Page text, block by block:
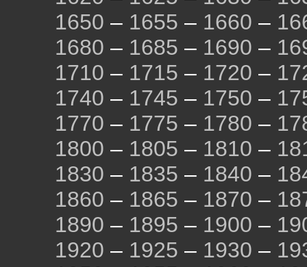
1650 – 1655 – 1660 –
1680 – 1685 – 1690 –
1710 – 1715 – 1720 –
1740 – 1745 – 1750 –
1770 – 1775 – 1780 –
1800 – 1805 – 1810 –
1830 – 1835 – 1840 –
1860 – 1865 – 1870 –
1890 – 1895 – 1900 –
1920 – 1925 – 1930 –